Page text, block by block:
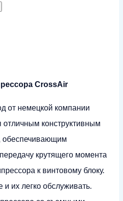
CrossAir
от немецкой компании
отличным конструктивным
обеспечивающим
крутящего момента
к винтовому блоку.
и их легко обслуживать.